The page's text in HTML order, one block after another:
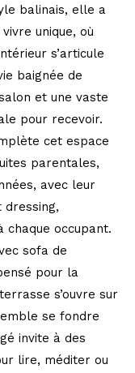
balinais, elle a
unique, où
s’articule
baignée de
et une vaste
pour recevoir.
cet espace
parentales,
avec leur
occupant.
sofa de
pour la
s’ouvre sur
se fondre
invite à des
lire, méditer ou